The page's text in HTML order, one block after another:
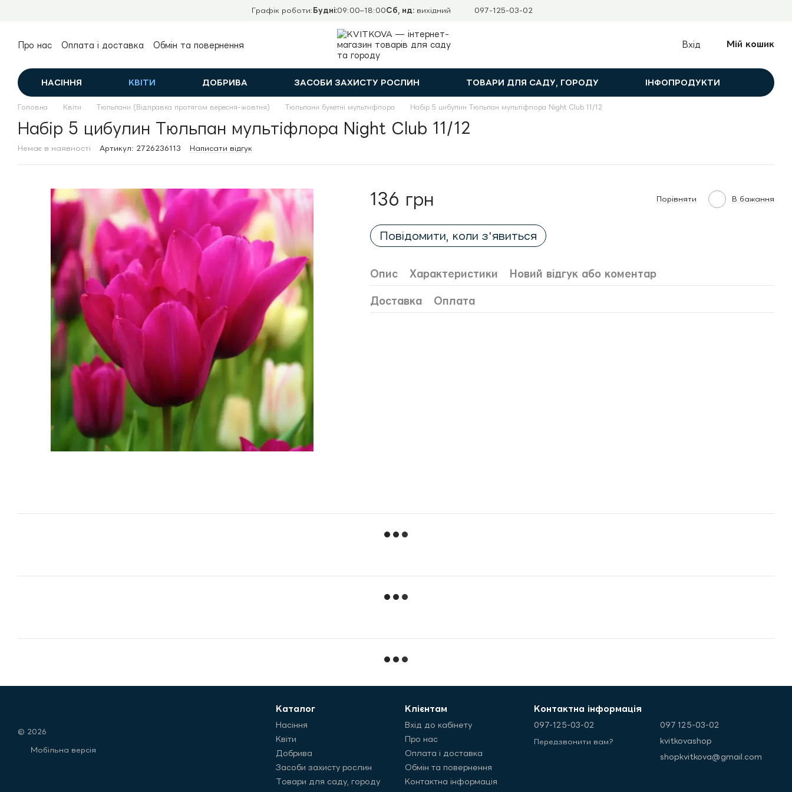
Графік роботи: Будні:09:00–18:00Сб, нд:вихідний 097-125-03-02
Про нас Оплата і доставка
Обмін та повернення
Вхід Мій кошик
НАСІННЯ КВІТИ ДОБРИВА ЗАСОБИ ЗАХИСТУ РОСЛИН ТОВАРИ ДЛЯ САДУ, ГОРОДУ ІНФОПРОДУКТИ
Головна Квіти Тюльпани (Відправка протягом вересня-жовтня) Тюльпани букетні мультифлора Набір 5 цибулин Тюльпан мультіфлора Night Club 11/12
Набір 5 цибулин Тюльпан мультіфлора Night Club 11/12
Немає в наявності Артикул: 2726236113 Написати відгук
136 грн Порівняти В бажання
Повідомити, коли з'явиться
Опис Характеристики Новий відгук або коментар
Доставка Оплата
© 2026
Мобільна версія
Каталог
Насіння
Квіти
Добрива
Засоби захисту рослин
Товари для саду, городу
Клієнтам
Вхід до кабінету
Про нас
Оплата і доставка
Обмін та повернення
Контактна інформація
Контактна інформація
097-125-03-02
Передзвонити вам?
097 125-03-02
kvitkovashop
shopkvitkova@gmail.com